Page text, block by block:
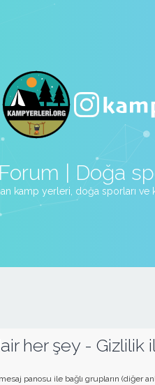
| Doğa
kamp yerleri, doğa sporları ve
her şey - Gizlilik
panosu ile bağlı grupların (diğer